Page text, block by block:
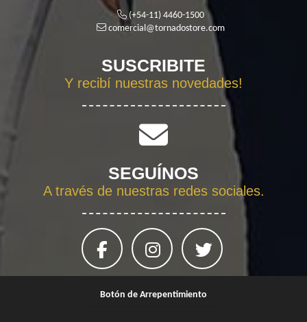
(+54-11) 4460-1500
comercial@tornadostore.com
SUSCRIBITE
Y recibí nuestras novedades!
SEGUÍNOS
A través de nuestras redes sociales.
Botón de Arrepentimiento